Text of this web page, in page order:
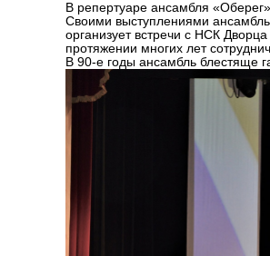
В репертуаре ансамбля
Своими выступлениями
организует встречи с НСК
протяжении многих лет
В 90-е годы ансамбль блестяще